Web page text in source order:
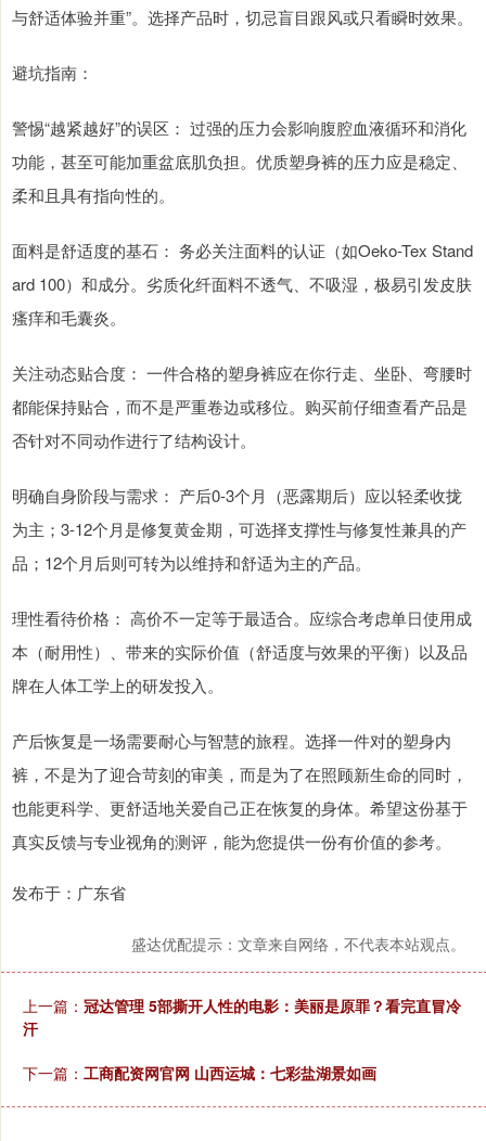
与舒适体验并重”。选择产品时，切忌盲目跟风或只看瞬时效果。
避坑指南：
警惕“越紧越好”的误区： 过强的压力会影响腹腔血液循环和消化
功能，甚至可能加重盆底肌负担。优质塑身裤的压力应是稳定、
柔和且具有指向性的。
面料是舒适度的基石： 务必关注面料的认证（如Oeko-Tex Stand
ard 100）和成分。劣质化纤面料不透气、不吸湿，极易引发皮肤
瘙痒和毛囊炎。
关注动态贴合度： 一件合格的塑身裤应在你行走、坐卧、弯腰时
都能保持贴合，而不是严重卷边或移位。购买前仔细查看产品是
否针对不同动作进行了结构设计。
明确自身阶段与需求： 产后0-3个月（恶露期后）应以轻柔收拢
为主；3-12个月是修复黄金期，可选择支撑性与修复性兼具的产
品；12个月后则可转为以维持和舒适为主的产品。
理性看待价格： 高价不一定等于最适合。应综合考虑单日使用成
本（耐用性）、带来的实际价值（舒适度与效果的平衡）以及品
牌在人体工学上的研发投入。
产后恢复是一场需要耐心与智慧的旅程。选择一件对的塑身内
裤，不是为了迎合苛刻的审美，而是为了在照顾新生命的同时，
也能更科学、更舒适地关爱自己正在恢复的身体。希望这份基于
真实反馈与专业视角的测评，能为您提供一份有价值的参考。
发布于：广东省
盛达优配提示：文章来自网络，不代表本站观点。
上一篇： 冠达管理 5部撕开人性的电影：美丽是原罪？看完直冒冷
汗
下一篇： 工商配资网官网 山西运城：七彩盐湖景如画